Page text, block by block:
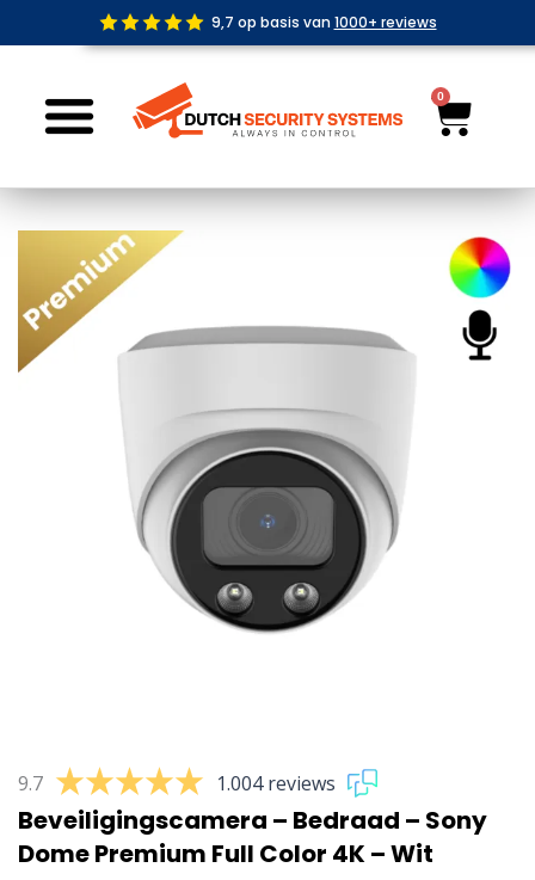
de
9,7 op basis van 1000+ reviews
0
9.7 1.004 reviews
Beveiligingscamera – Bedraad – Sony
Dome Premium Full Color 4K – Wit